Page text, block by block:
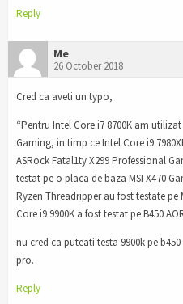
Reply
Me
26 October 2018
Cred ca aveti un typo,
“Pentru Intel Core i7 8700K am
Gaming, in timp ce Intel Core i9
ASRock Fatal1ty X299 Professional
testat pe o placa de baza MSI X470
Ryzen Threadripper au fost testate pe
Core i9 9900K a fost testat pe B450
nu cred ca puteati testa 9900k pe
pro.
Reply